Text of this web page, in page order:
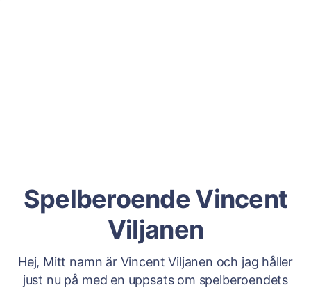
Spelberoende Vincent
Viljanen
Hej, Mitt namn är Vincent Viljanen och jag håller
just nu på med en uppsats om spelberoendets